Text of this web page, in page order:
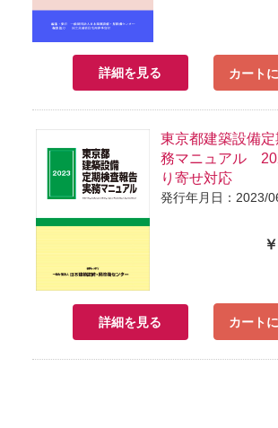
詳細を見る カート
東京都建築設備
務マニュアル
り寄せ対応
発行年月日：2023/
詳細を見る カート